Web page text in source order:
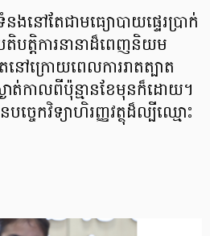
នៅតែជាមធ្យោបាយផ្ទេរប្រាក់
បត្តិការនានាដ៏ពេញនិយម
ៅក្រោយពេលការរាតត្បាត
ត់កាលពីប៉ុន្មានខែមុនក៏ដោយ។
ចេកវិទ្យាហិរញ្ញវត្ថុដ៏ល្បីឈ្មោះ